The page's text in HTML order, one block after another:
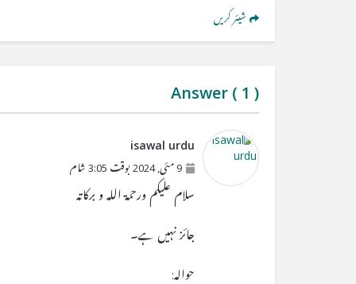
شیئر کریں
Answer ( 1 )
isawal urdu
9 مئی, 2024 بوقت 3:05 شام
سلام علیکم ورحمۃ اللہ و برکاتہ
جائز نہیں ہے۔
حوالہ: